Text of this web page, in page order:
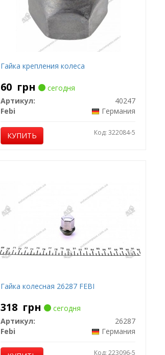
Гайка крепления колеса
60 грн
сегодня
Артикул:
40247
Febi
Германия
КУПИТЬ Код: 322084-5
Гайка колесная 26287 FEBI
318 грн
сегодня
Артикул:
26287
Febi
Германия
Код: 223096-5